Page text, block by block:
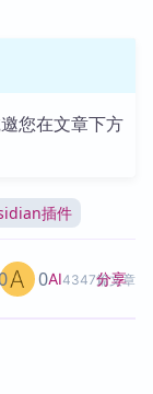
您在文章下方
插件
AI4347篇文章
0 分享